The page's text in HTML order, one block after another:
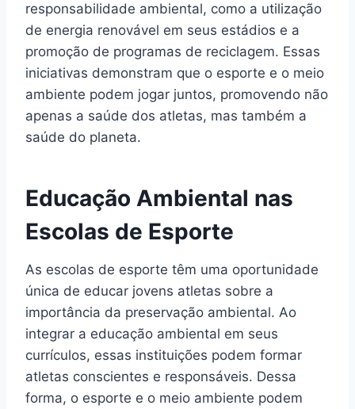
responsabilidade ambiental, como a utilização
de energia renovável em seus estádios e a
promoção de programas de reciclagem. Essas
iniciativas demonstram que o esporte e o meio
ambiente podem jogar juntos, promovendo não
apenas a saúde dos atletas, mas também a
saúde do planeta.
Educação Ambiental nas
Escolas de Esporte
As escolas de esporte têm uma oportunidade
única de educar jovens atletas sobre a
importância da preservação ambiental. Ao
integrar a educação ambiental em seus
currículos, essas instituições podem formar
atletas conscientes e responsáveis. Dessa
forma, o esporte e o meio ambiente podem